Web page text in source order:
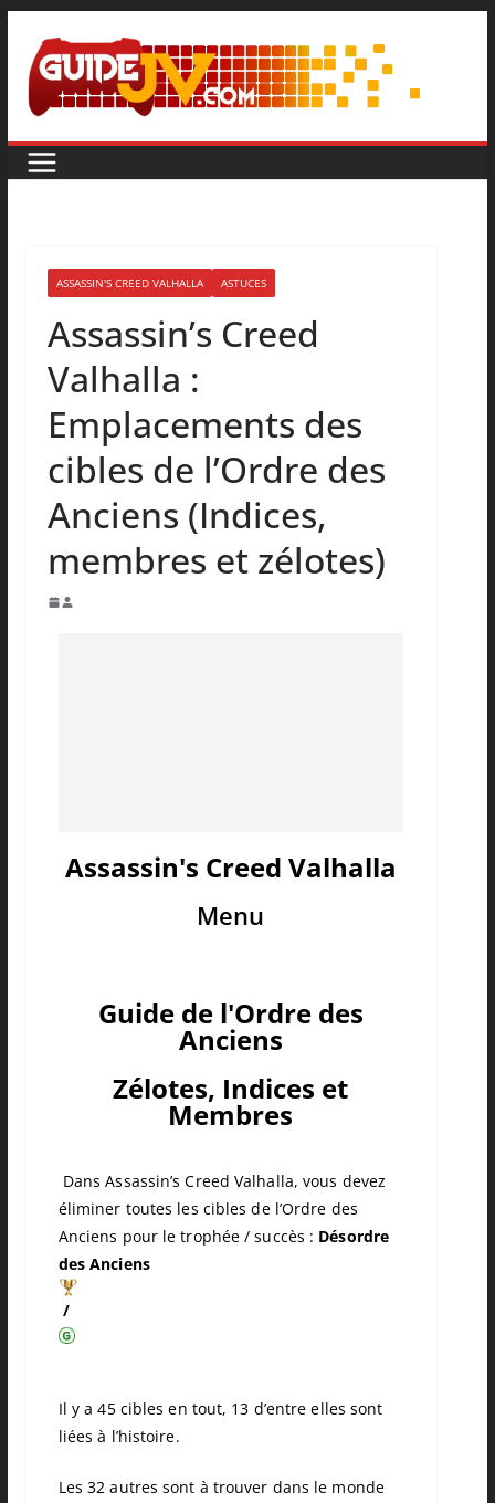
ASSASSIN'S CREED VALHALLA ASTUCES
Assassin’s Creed
Valhalla :
Emplacements des
cibles de l’Ordre des
Anciens (Indices,
membres et zélotes)
Assassin's Creed Valhalla
Menu
Guide de l'Ordre des
Anciens
Zélotes, Indices et
Membres
Dans Assassin’s Creed Valhalla, vous devez
éliminer toutes les cibles de l’Ordre des
Anciens pour le trophée / succès : Désordre
des Anciens
/
Il y a 45 cibles en tout, 13 d’entre elles sont
liées à l’histoire.
Les 32 autres sont à trouver dans le monde